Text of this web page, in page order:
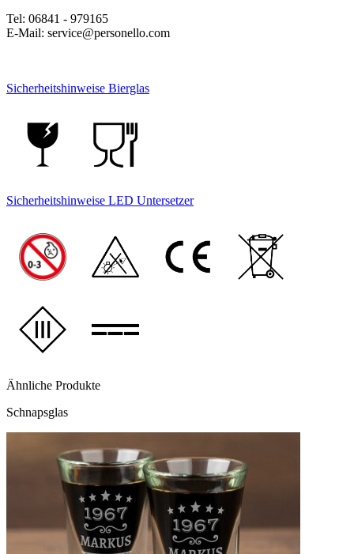
Tel: 06841 - 979165
E-Mail: service@personello.com
Sicherheitshinweise Bierglas
Sicherheitshinweise LED Untersetzer
Ähnliche Produkte
Schnapsglas